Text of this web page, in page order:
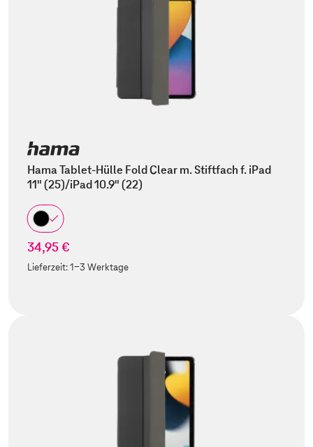
Hama Tablet-Hülle Fold Clear m. Stiftfach f. iPad
11" (25)/iPad 10.9" (22)
34,95 €
Lieferzeit:1-3 Werktage